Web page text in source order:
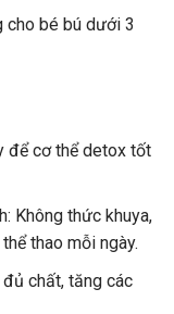
cho bé bú dưới 3
để cơ thể detox tốt
Không thức khuya,
thao mỗi ngày.
chất, tăng các